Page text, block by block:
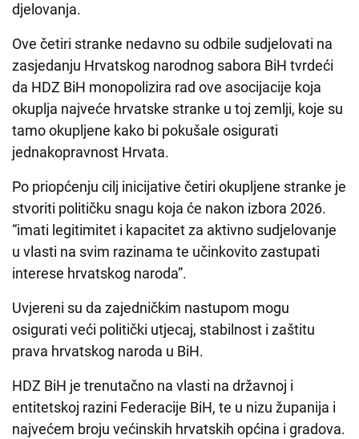
djelovanja.
Ove četiri stranke nedavno su odbile sudjelovati na
zasjedanju Hrvatskog narodnog sabora BiH tvrdeći
da HDZ BiH monopolizira rad ove asocijacije koja
okuplja najveće hrvatske stranke u toj zemlji, koje su
tamo okupljene kako bi pokušale osigurati
jednakopravnost Hrvata.
Po priopćenju cilj inicijative četiri okupljene stranke je
stvoriti političku snagu koja će nakon izbora 2026.
“imati legitimitet i kapacitet za aktivno sudjelovanje
u vlasti na svim razinama te učinkovito zastupati
interese hrvatskog naroda”.
Uvjereni su da zajedničkim nastupom mogu
osigurati veći politički utjecaj, stabilnost i zaštitu
prava hrvatskog naroda u BiH.
HDZ BiH je trenutačno na vlasti na državnoj i
entitetskoj razini Federacije BiH, te u nizu županija i
najvećem broju većinskih hrvatskih općina i gradova.